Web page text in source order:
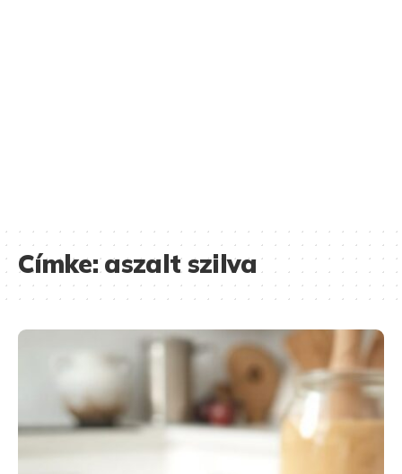
Címke:aszalt szilva